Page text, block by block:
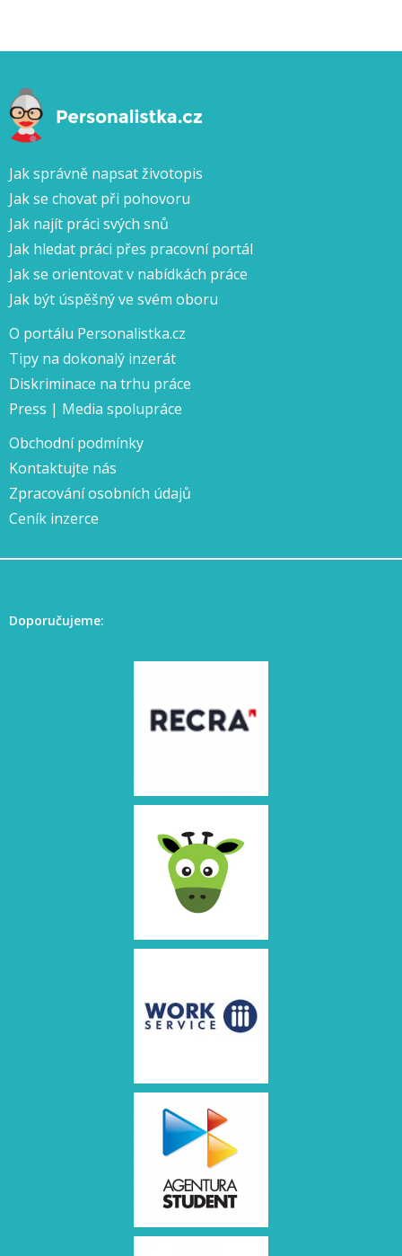
Jak správně napsat životopis
Jak se chovat při pohovoru
Jak najít práci svých snů
Jak hledat práci přes pracovní portál
Jak se orientovat v nabídkách práce
Jak být úspěšný ve svém oboru
O portálu Personalistka.cz
Tipy na dokonalý inzerát
Diskriminace na trhu práce
Press | Media spolupráce
Obchodní podmínky
Kontaktujte nás
Zpracování osobních údajů
Ceník inzerce
Doporučujeme: